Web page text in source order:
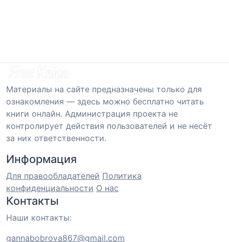
Материалы на сайте предназначены только для
ознакомления — здесь можно бесплатно читать
книги онлайн. Администрация проекта не
контролирует действия пользователей и не несёт
за них ответственности.
Информация
Для правообладателей Политика
конфиденциальности О нас
Контакты
Наши контакты:
gannabobrova867@gmail.com